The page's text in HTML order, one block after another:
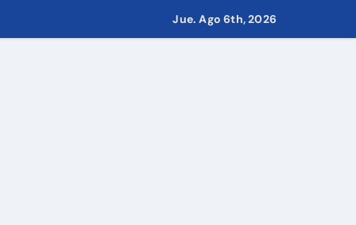
6 de agosto 2026
Guaira
Jue. Ago 6th, 2026